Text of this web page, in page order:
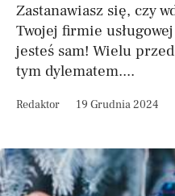
Zastanawiasz się, czy
Twojej firmie
jesteś sam! Wielu
tym dylematem....
Redaktor 19 Grudnia 2024